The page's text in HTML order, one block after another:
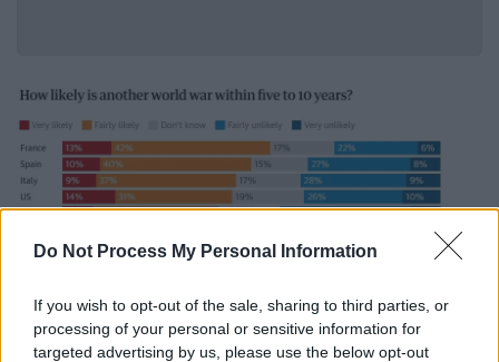
Do Not Process My Personal Information
If you wish to opt-out of the sale, sharing to third parties, or
processing of your personal or sensitive information for
targeted advertising by us, please use the below opt-out
Guardian
Χρήση πυρηνικών στην επόμενη
σύγκρουση